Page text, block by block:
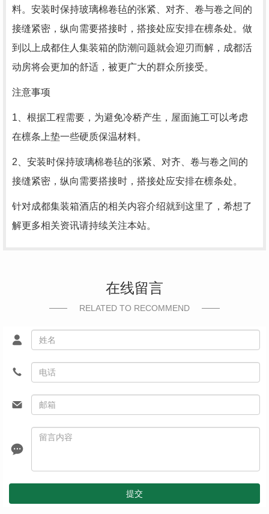
料。安装时保持玻璃棉卷毡的张紧、对齐、卷与卷之间的
接缝紧密，纵向需要搭接时，搭接处应安排在檩条处。做
到以上成都住人集装箱的防潮问题就会迎刃而解，成都活
动房将会更加的舒适，被更广大的群众所接受。
注意事项
1、根据工程需要，为避免冷桥产生，屋面施工可以考虑
在檩条上垫一些硬质保温材料。
2、安装时保持玻璃棉卷毡的张紧、对齐、卷与卷之间的
接缝紧密，纵向需要搭接时，搭接处应安排在檩条处。
针对成都集装箱酒店的相关内容介绍就到这里了，希想了
解更多相关资讯请持续关注本站。
在线留言
RELATED TO RECOMMEND
提交